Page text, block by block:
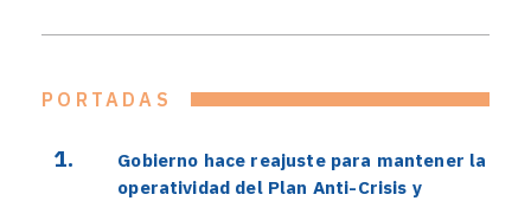
PORTADAS
Gobierno hace reajuste para mantener la
operatividad del Plan Anti-Crisis y